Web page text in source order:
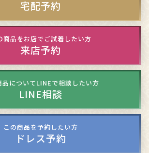
宅配予約
商品をお店でご試着したい方
来店予約
品についてLINEで相談したい方
LINE相談
この商品を予約したい方
ドレス予約